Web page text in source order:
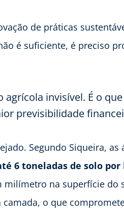
de práticas
é suficiente, é preciso
invisível. É o
previsibilidade
Segundo Siqueira, as
6 toneladas de solo
na superfície do
o que